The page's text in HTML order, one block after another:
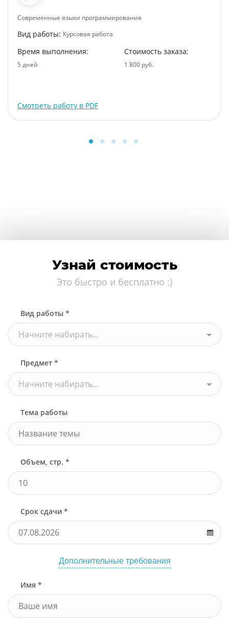
Современные языки программирования
Вид работы: Курсовая работа
Время выполнения:
5 дней
Стоимость заказа:
1 800 руб.
Смотреть работу в PDF
Узнай стоимость
Это быстро и бесплатно :)
Вид работы *
Начните набирать...
Предмет *
Начните набирать...
Тема работы
Объем, стр. *
Срок сдачи *
Дополнительные требования
Имя *